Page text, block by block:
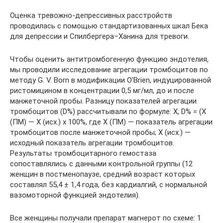
Оценка тревожно-депрессивных расстройств
проводилась с помощью стандартизованных шкал Бека
для депрессии и Спилбергера–Ханина для тревоги.
Чтобы оценить антитромбогенную функцию эндотелия,
мы проводили исследование агрегации тромбоцитов по
методу G. V. Born в модификации O’Brien, индуцированной
ристомицином в концентрации 0,5 мг/мл, до и после
манжеточной пробы. Разницу показателей агрегации
тромбоцитов (D%) рассчитывали по формуле: Х, D% = (Х
(ПМ) — Х (исх.) х 100%, где Х (ПМ) — показатель агрегации
тромбоцитов после манжеточной пробы; Х (исх.) —
исходный показатель агрегации тромбоцитов.
Результаты тромбоцитарного гемостаза
сопоставлялись с данными контрольной группы (12
женщин в постменопаузе, средний возраст которых
составлял 55,4 ± 1,4 года, без кардиалгий, с нормальной
вазомоторной функцией эндотелия).
Все женщины получали препарат магнерот по схеме: 1